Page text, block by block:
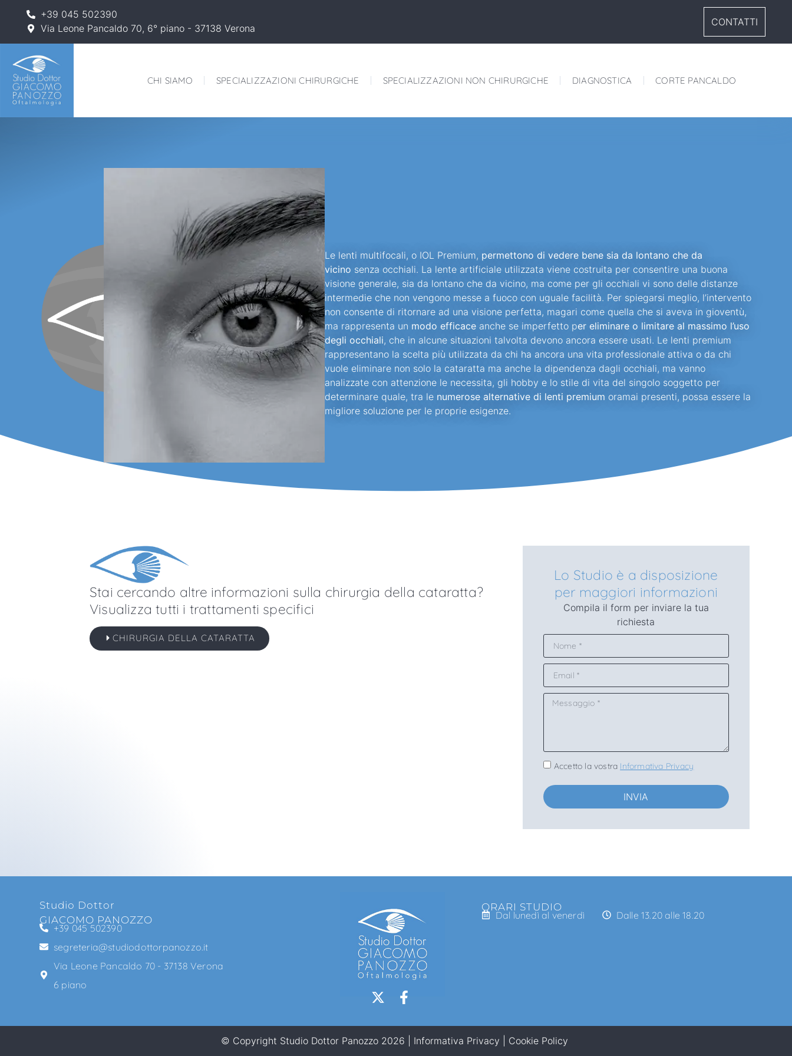
+39 045 502390
Via Leone Pancaldo 70, 6° piano - 37138 Verona
CONTATTI
CHI SIAMO SPECIALIZZAZIONI CHIRURGICHE SPECIALIZZAZIONI NON CHIRURGICHE DIAGNOSTICA CORTE PANCALDO
Le lenti multifocali, o IOL Premium, permettono di vedere bene sia da lontano che da
vicino senza occhiali. La lente artificiale utilizzata viene costruita per consentire una buona
visione generale, sia da lontano che da vicino, ma come per gli occhiali vi sono delle distanze
intermedie che non vengono messe a fuoco con uguale facilità. Per spiegarsi meglio, l’intervento
non consente di ritornare ad una visione perfetta, magari come quella che si aveva in gioventù,
ma rappresenta un modo efficace anche se imperfetto per eliminare o limitare al massimo l’uso
degli occhiali, che in alcune situazioni talvolta devono ancora essere usati. Le lenti premium
rappresentano la scelta più utilizzata da chi ha ancora una vita professionale attiva o da chi
vuole eliminare non solo la cataratta ma anche la dipendenza dagli occhiali, ma vanno
analizzate con attenzione le necessita, gli hobby e lo stile di vita del singolo soggetto per
determinare quale, tra le numerose alternative di lenti premium oramai presenti, possa essere la
migliore soluzione per le proprie esigenze.
Stai cercando altre informazioni sulla chirurgia della cataratta?
Visualizza tutti i trattamenti specifici
CHIRURGIA DELLA CATARATTA
Lo Studio è a disposizione
per maggiori informazioni
Compila il form per inviare la tua
richiesta
Accetto la vostra Informativa Privacy
INVIA
Studio Dottor
GIACOMO PANOZZO
+39 045 502390
segreteria@studiodottorpanozzo.it
Via Leone Pancaldo 70 - 37138 Verona
6 piano
ORARI STUDIO
Dal lunedì al venerdì Dalle 13.20 alle 18.20
© Copyright Studio Dottor Panozzo 2026 | Informativa Privacy Cookie Policy